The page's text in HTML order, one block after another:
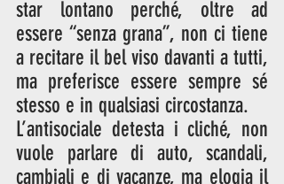
star lontano perché, oltre ad
essere “senza grana”, non ci tiene
a recitare il bel viso davanti a tutti,
ma preferisce essere sempre sé
stesso e in qualsiasi circostanza.
L’antisociale detesta i cliché, non
vuole parlare di auto, scandali,
cambiali e di vacanze, ma elogia il